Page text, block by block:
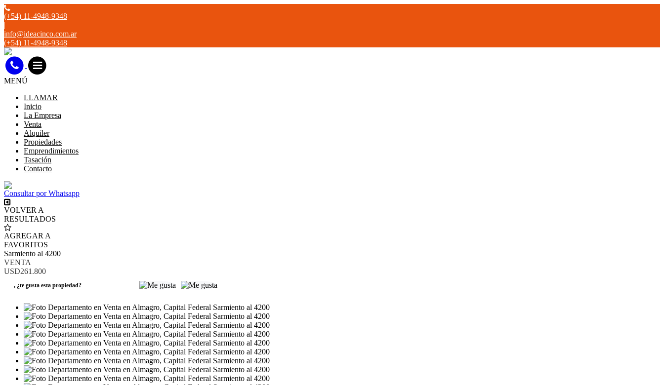
(+54) 11-4948-9348
|
info@ideacinco.com.ar
(+54) 11-4948-9348
MENÚ
LLAMAR
Inicio
La Empresa
Venta
Alquiler
Propiedades
Emprendimientos
Tasación
Contacto
Consultar por Whatsapp
VOLVER A
RESULTADOS
AGREGAR A
FAVORITOS
Sarmiento al 4200
VENTA
USD261.800
, ¿te gusta esta propiedad?